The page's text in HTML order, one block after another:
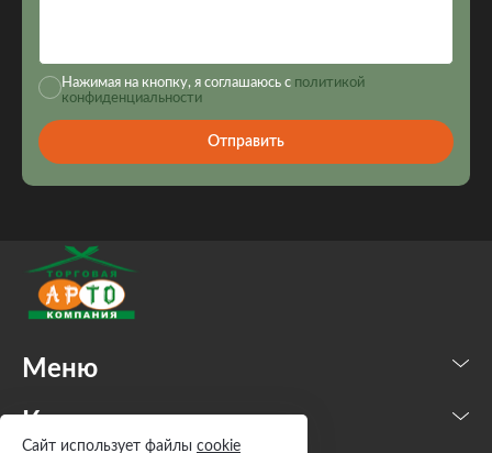
Нажимая на кнопку, я соглашаюсь с политикой
конфиденциальности
Отправить
Меню
Каталог
Сайт использует файлы cookie